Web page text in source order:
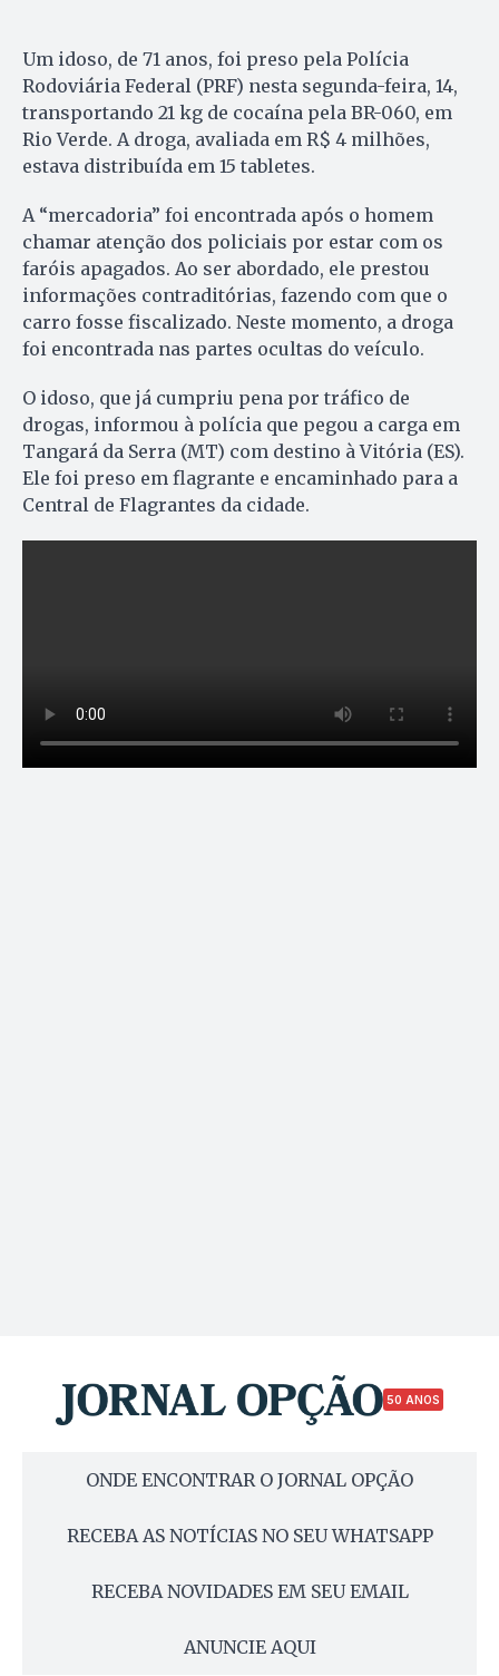
Um idoso, de 71 anos, foi preso pela Polícia
Rodoviária Federal (PRF) nesta segunda-feira, 14,
transportando 21 kg de cocaína pela BR-060, em
Rio Verde. A droga, avaliada em R$ 4 milhões,
estava distribuída em 15 tabletes.
A “mercadoria” foi encontrada após o homem
chamar atenção dos policiais por estar com os
faróis apagados. Ao ser abordado, ele prestou
informações contraditórias, fazendo com que o
carro fosse fiscalizado. Neste momento, a droga
foi encontrada nas partes ocultas do veículo.
O idoso, que já cumpriu pena por tráfico de
drogas, informou à polícia que pegou a carga em
Tangará da Serra (MT) com destino à Vitória (ES).
Ele foi preso em flagrante e encaminhado para a
Central de Flagrantes da cidade.
50 ANOS
ONDE ENCONTRAR O JORNAL OPÇÃO
RECEBA AS NOTÍCIAS NO SEU WHATSAPP
RECEBA NOVIDADES EM SEU EMAIL
ANUNCIE AQUI